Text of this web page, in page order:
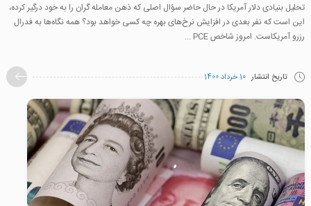
تحلیل بنیادی دلار آمریکا در حال حاضر سؤال اصلی که ذهن معامله گران را به خود درگیر کرده،
این است که نفر بعدی در افزایش نرخ‌های بهره چه کسی خواهد بود؟ همه نگاه‌ها به فدرال
رزرو آمریکاست. امروز شاخص PCE ...
تاریخ انتشار 10 خرداد 1400